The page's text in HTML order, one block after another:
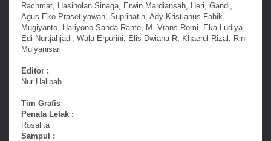
Rachmat, Hasiholan Sinaga, Erwin Mardiansah, Heri, Gandi,
Agus Eko Prasetiyawan, Suprihatin, Ady Kristianus Fahik,
Mugiyanto, Hariyono Sanda Rante, M. Vrans Romi, Eka Ludiya,
Edi Nurtjahjadi, Wala Erpurini, Elis Dwiana R, Khaerul Rizal, Rini
Mulyanisari
Editor :
Nur Halipah
Tim Grafis
Penata Letak :
Rosalita
Sampul :